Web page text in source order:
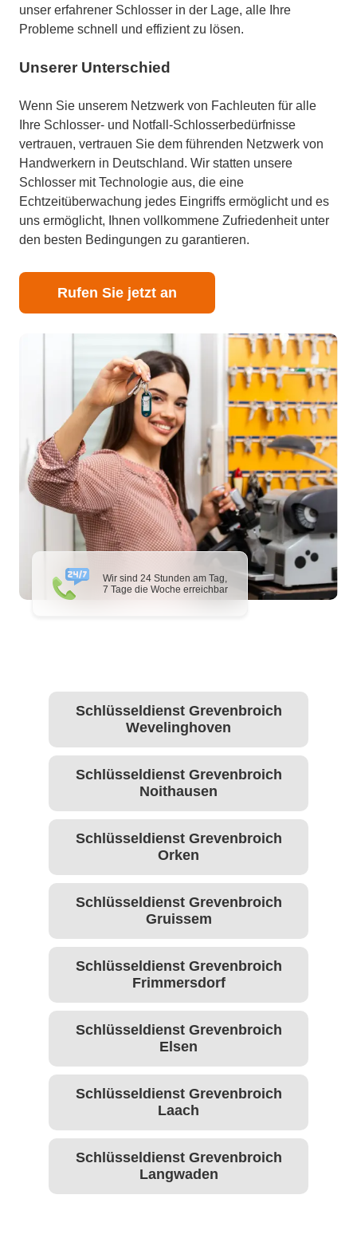
Wir sind 24 Stunden am Tag,
7 Tage die Woche erreichbar
unser erfahrener Schlosser in der Lage, alle Ihre
Probleme schnell und effizient zu lösen.
Unserer Unterschied
Wenn Sie unserem Netzwerk von Fachleuten für alle
Ihre Schlosser- und Notfall-Schlosserbedürfnisse
vertrauen, vertrauen Sie dem führenden Netzwerk von
Handwerkern in Deutschland. Wir statten unsere
Schlosser mit Technologie aus, die eine
Echtzeitüberwachung jedes Eingriffs ermöglicht und es
uns ermöglicht, Ihnen vollkommene Zufriedenheit unter
den besten Bedingungen zu garantieren.
Rufen Sie jetzt an
Schlüsseldienst Grevenbroich
Wevelinghoven
Schlüsseldienst Grevenbroich
Noithausen
Schlüsseldienst Grevenbroich
Orken
Schlüsseldienst Grevenbroich
Gruissem
Schlüsseldienst Grevenbroich
Frimmersdorf
Schlüsseldienst Grevenbroich
Elsen
Schlüsseldienst Grevenbroich
Laach
Schlüsseldienst Grevenbroich
Langwaden